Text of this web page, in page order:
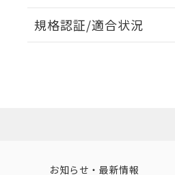
EU RoHS 注意事項・凡例
規格認証/適合状況
（イギリス
（ノルウェー
お知らせ・最新情報